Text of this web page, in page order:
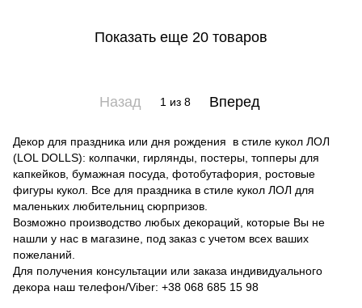
Показать еще 20 товаров
Назад 1из 8 Вперед
Декор для праздника или дня рождения в стиле кукол ЛОЛ
(LOL DOLLS): колпачки, гирлянды, постеры, топперы для
капкейков, бумажная посуда, фотобутафория, ростовые
фигуры кукол. Все для праздника в стиле кукол ЛОЛ для
маленьких любительниц сюрпризов.
Возможно производство любых декораций, которые Вы не
нашли у нас в магазине, под заказ с учетом всех ваших
пожеланий.
Для получения консультации или заказа индивидуального
декора наш телефон/Viber: +38 068 685 15 98